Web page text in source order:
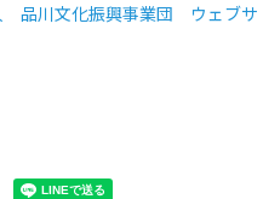
品川文化振興事業団 ウェブサ